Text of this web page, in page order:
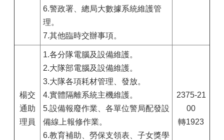
6.警政署、總局大數據系統維護管
理。
7.其他臨時交辦事項。
楊交
通助
理員
1.各分隊電腦及設備維護。
2.大隊部電腦及設備維護。
3.大隊各項耗材管理、發放。
4.實體隔離系統主機維護。
5.設備報廢作業、各單位警局配發設
備線上報修作業。
6.教育補助、勞保支領表、子女獎學
2375-21
00
轉1923